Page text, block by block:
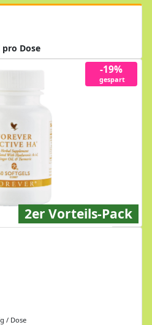
pro Dose
-19%
gespart
2er Vorteils-Pack
/ Dose